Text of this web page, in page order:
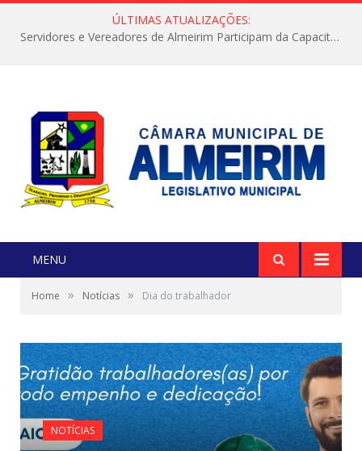
ÚLTIMAS ATUALIZAÇÕES:
Servidores e Vereadores de Almeirim Participam da Capacitação “Orientar é a Nossa Missão”
MENU
Home » Notícias » Dia do trabalhador
NOTÍCIAS